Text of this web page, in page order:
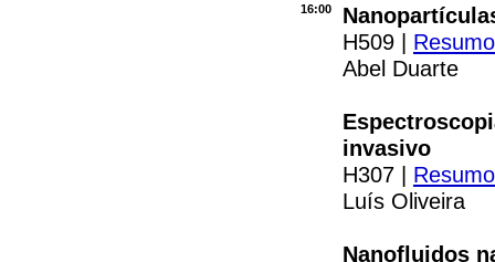
16:00
H509 | Resumo
Abel Duarte
invasivo
H307 |
Luís Oliveira
Nanofluidos